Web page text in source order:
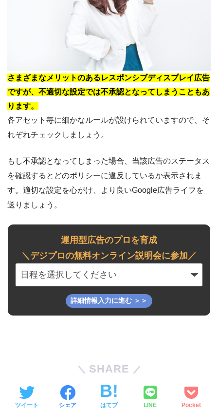
さまざまなメリットのあるレスポンシブディスプレイ広告
ですが、不適切な設定では不承認となってしまうこともあ
ります。
各アセット毎に細かなルールが設けられていますので、そ
れぞれチェックしましょう。
もし不承認となってしまった場合、当該広告のステータス
を確認するとどのポリシーに違反しているか表示されま
す。適切な設定を心がけ、より良いGoogle広告ライフを
送りましょう。
運用型広告のプロを育成
＼デジプロの無料オンライン説明会に参加／
SHARE
ツイート シェア はてブ LINE Pocket